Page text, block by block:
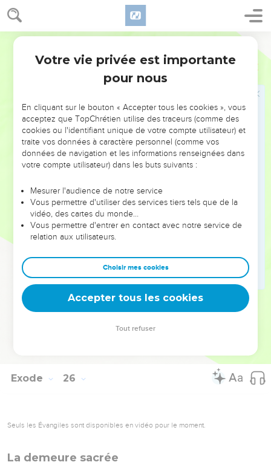
Exode 25
fleurs seront d'une seule pièce.
32 Il y aura 6 branches qui sortiront de ses côtés, 3 branches
Il y aura sur une branche 3 coupes en forme d'amande,
avec pommes et fleurs, et sur une autre branche 3 coupes en
pour les 6 branches sortant du chandelier.
Sur la tige du chandelier seront fixées 4 coupes en forme
d'amande, avec leurs pommes et leurs fleurs.
Il y aura une pomme sous 2 des branches qui sortent de la
une pomme sous 2 autres branches ; il en ira de même pour
les 6 branches sortant du chandelier.
Les pommes et les branches du chandelier seront d'une
seule pièce. Il sera tout entier en or battu, en or pur.
Tu feras ses 7 lampes. Elles seront placées sur le
chandelier de manière à éclairer en face.
Ses mouchettes et ses vases à cendre seront en or pur.
On emploiera 30 kilos d'or pur pour faire le chandelier
Exode 26
Seuls les Évangiles sont disponibles en vidéo pour le moment.
La demeure sacrée
Votre vie privée est importante
pour nous
En cliquant sur le bouton « Accepter tous les cookies », vous
acceptez que TopChrétien utilise des traceurs (comme des
cookies ou l'identifiant unique de votre compte utilisateur) et
traite vos données à caractère personnel (comme vos
données de navigation et les informations renseignées dans
votre compte utilisateur) dans les buts suivants :
Mesurer l'audience de notre service
Vous permettre d'utiliser des services tiers tels que de la
vidéo, des cartes du monde…
Vous permettre d'entrer en contact avec notre service de
relation aux utilisateurs.
Choisir mes cookies
Accepter tous les cookies
Tout refuser